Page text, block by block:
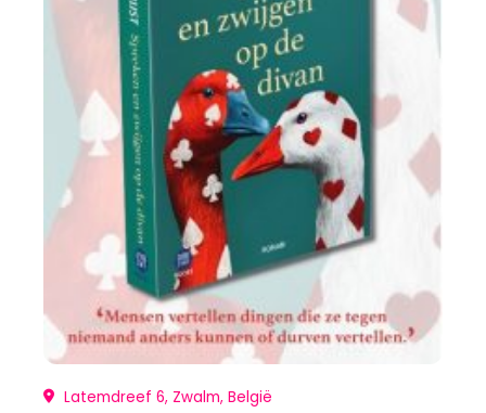
Latemdreef 6, Zwalm, België